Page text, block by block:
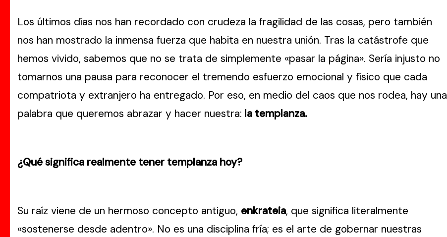
Los últimos días nos han recordado con crudeza la fragilidad de las cosas, pero también
nos han mostrado la inmensa fuerza que habita en nuestra unión. Tras la catástrofe que
hemos vivido, sabemos que no se trata de simplemente «pasar la página». Sería injusto no
tomarnos una pausa para reconocer el tremendo esfuerzo emocional y físico que cada
compatriota y extranjero ha entregado. Por eso, en medio del caos que nos rodea, hay una
palabra que queremos abrazar y hacer nuestra: la templanza.
¿Qué significa realmente tener templanza hoy?
Su raíz viene de un hermoso concepto antiguo, enkrateia, que significa literalmente
«sostenerse desde adentro». No es una disciplina fría; es el arte de gobernar nuestras